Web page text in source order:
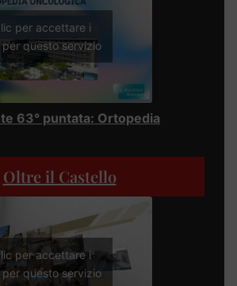
per accettare i
per questo servizio
63° puntata: Ortopedia
Oltre il Castello
per accettare i
per questo servizio